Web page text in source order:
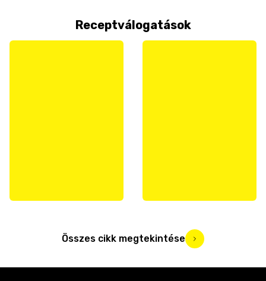
Receptválogatások
Összes cikk megtekintése